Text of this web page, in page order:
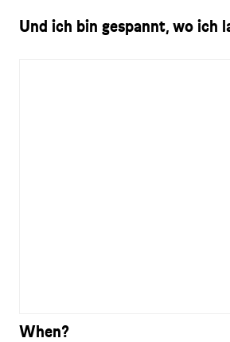
Und ich bin gespannt, wo ich
When?